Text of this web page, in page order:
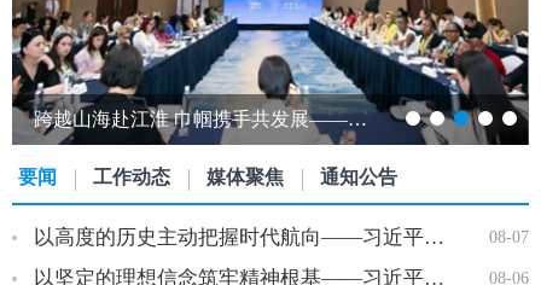
“少年儿童心向党” 安徽省少年儿童绘画书法作品展开展…
要闻 工作动态 媒体聚焦 通知公告
08-07
以高度的历史主动把握时代航向——习近平党建思想理论品格系列述…
08-06
以坚定的理想信念筑牢精神根基——习近平党建思想理论品格系列述…